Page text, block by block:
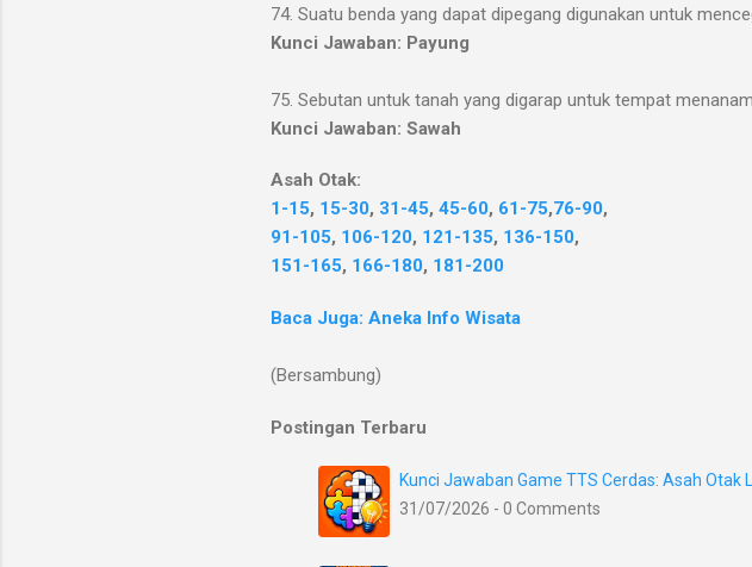
74. Suatu benda yang dapat dipegang digunakan untuk
Kunci Jawaban: Payung
75. Sebutan untuk tanah yang digarap untuk tempat
Kunci Jawaban: Sawah
Asah Otak:
1-15, 15-30, 31-45, 45-60, 61-75,76-90,
91-105, 106-120, 121-135, 136-150,
151-165, 166-180, 181-200
Baca Juga: Aneka Info Wisata
(Bersambung)
Postingan Terbaru
Kunci Jawaban Game TTS Cerdas: Asah Otak
31/07/2026 - 0 Comments